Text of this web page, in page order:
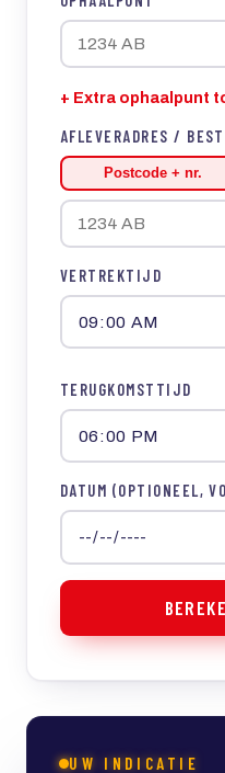
+ Extra ophaalpunt
AFLEVERADRES /
Postcode + nr.
VERTREKTIJD
TERUGKOMSTTIJD
DATUM (OPTIONEEL,
UW INDICATIE